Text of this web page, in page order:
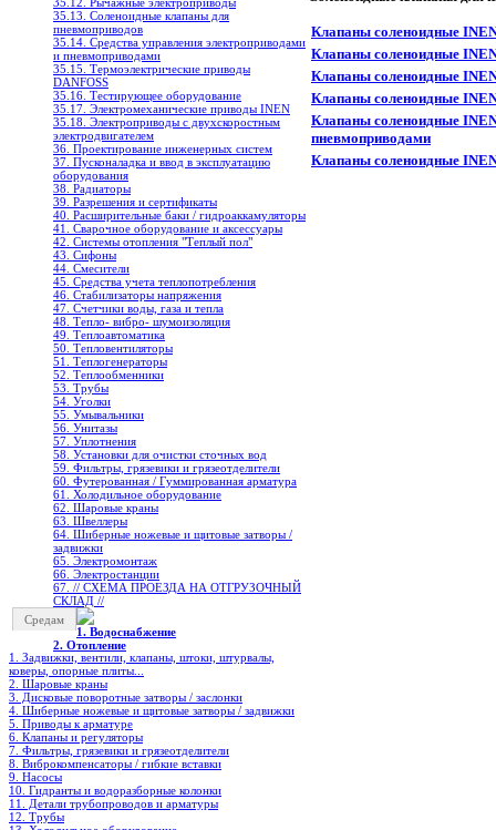
35.13. Соленоидные клапаны для
пневмоприводов
35.14. Средства управления электроприводами
и пневмоприводами
35.15. Термоэлектрические приводы
DANFOSS
35.16. Тестирующее оборудование
35.17. Электромеханические приводы INEN
35.18. Электроприводы с двухскоростным
электродвигателем
36. Проектирование инженерных систем
37. Пусконаладка и ввод в эксплуатацию
оборудования
38. Радиаторы
39. Разрешения и сертификаты
40. Расширительные баки / гидроаккамуляторы
41. Сварочное оборудование и аксессуары
42. Системы отопления "Теплый пол"
43. Сифоны
44. Смесители
45. Средства учета теплопотребления
46. Стабилизаторы напряжения
47. Счетчики воды, газа и тепла
48. Тепло- вибро- шумоизоляция
49. Теплоавтоматика
50. Тепловентиляторы
51. Теплогенераторы
52. Теплообменники
53. Трубы
54. Уголки
55. Умывальники
56. Унитазы
57. Уплотнения
58. Установки для очистки сточных вод
59. Фильтры, грязевики и грязеотделители
60. Футерованная / Гуммированная арматура
61. Холодильное oборудование
62. Шаровые краны
63. Швеллеры
64. Шиберные ножевые и щитовые затворы /
задвижки
65. Электромонтаж
66. Электростанции
67. // СХЕМА ПРОЕЗДА НА ОТГРУЗОЧНЫЙ
СКЛАД //
Средам
1. Водоснабжение
2. Отопление
1. Задвижки, вентили, клапаны, штоки, штурвалы,
коверы, опорные плиты...
2. Шаровые краны
3. Дисковые поворотные затворы / заслонки
4. Шиберные ножевые и щитовые затворы / задвижки
5. Приводы к арматуре
6. Клапаны и регуляторы
7. Фильтры, грязевики и грязеотделители
8. Виброкомпенсаторы / гибкие вставки
9. Насосы
10. Гидранты и водоразборные колонки
11. Детали трубопроводов и арматуры
12. Трубы
Клапаны соленоидные
Клапаны соленоидные
Клапаны соленоидные
Клапаны соленоидные
Клапаны соленоидные
пневмоприводами
Клапаны соленоидные